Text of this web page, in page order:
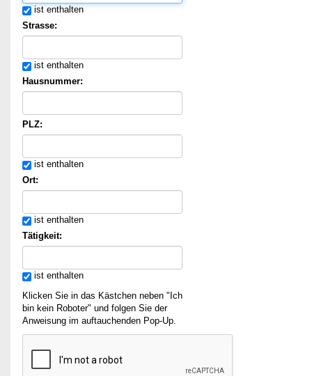
ist enthalten
Strasse:
ist enthalten
Hausnummer:
PLZ:
ist enthalten
Ort:
ist enthalten
Tätigkeit:
ist enthalten
Klicken Sie in das Kästchen neben "Ich
bin kein Roboter" und folgen Sie der
Anweisung im auftauchenden Pop-Up.